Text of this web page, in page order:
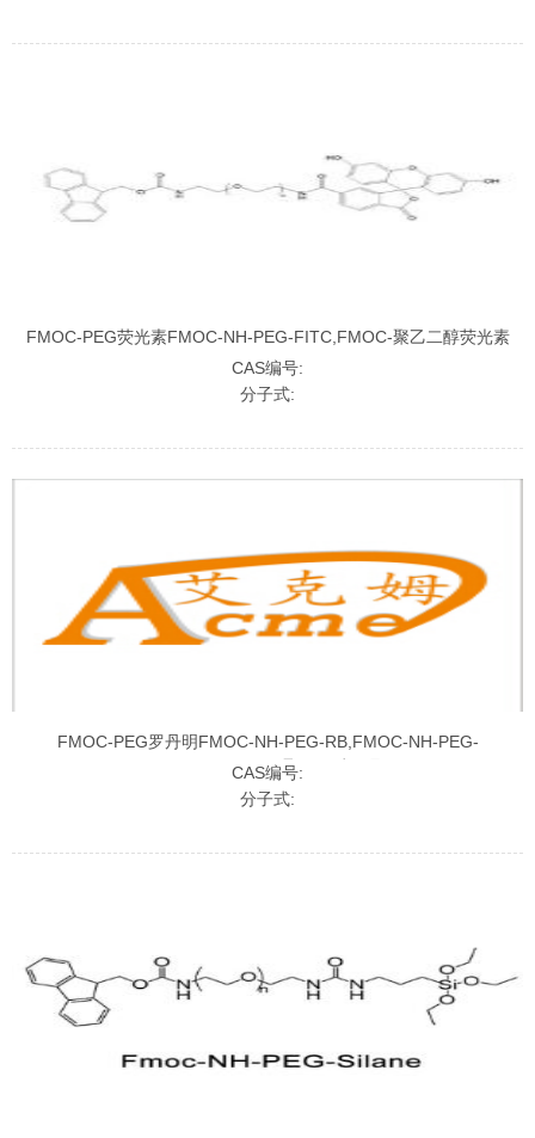
FMOC-PEG荧光素FMOC-NH-PEG-FITC,FMOC-聚乙二醇荧光素
CAS编号:
分子式:
FMOC-PEG罗丹明FMOC-NH-PEG-RB,FMOC-NH-PEG-
Rhodamine,FMOC-聚乙二醇罗丹明
CAS编号:
分子式: